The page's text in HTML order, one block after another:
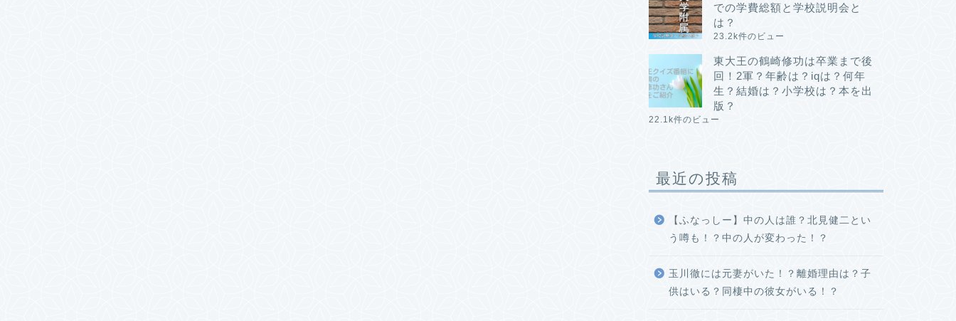
での学費総額と学校説明会と
は？
23.2k件のビュー
東大王の鶴崎修功は卒業まで後
回！2軍？年齢は？iqは？何年
生？結婚は？小学校は？本を出
版？
22.1k件のビュー
最近の投稿
【ふなっしー】中の人は誰？北見健二とい
う噂も！？中の人が変わった！？
玉川徹には元妻がいた！？離婚理由は？子
供はいる？同棲中の彼女がいる！？